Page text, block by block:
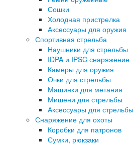
Сошки
Холодная пристрелка
Аксессуары для оружия
Спортивная стрельба
Наушники для стрельбы
IDPA и IPSC снаряжение
Камеры для оружия
Очки для стрельбы
Машинки для метания
Мишени для стрельбы
Аксессуары для стрельбы
Снаряжение для охоты
Коробки для патронов
Сумки, рюкзаки